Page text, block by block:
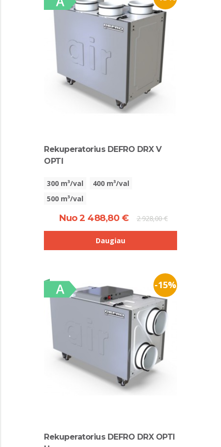
Rekuperatorius DEFRO DRX V
OPTI
300 m³/val
400 m³/val
500 m³/val
Nuo 2 488,80 € 2 928,00 €
Daugiau
-15%
Rekuperatorius DEFRO DRX OPTI